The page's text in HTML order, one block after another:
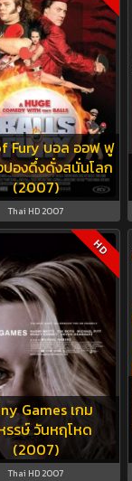
Fury บอล ออฟ ฟู
องดึ๋งดั๋งสนั่นโลก
(2007)
Thai HD 2007
Games เกม
รรษ์ วันหฤโหด
(2007)
HD
Thai HD 2007